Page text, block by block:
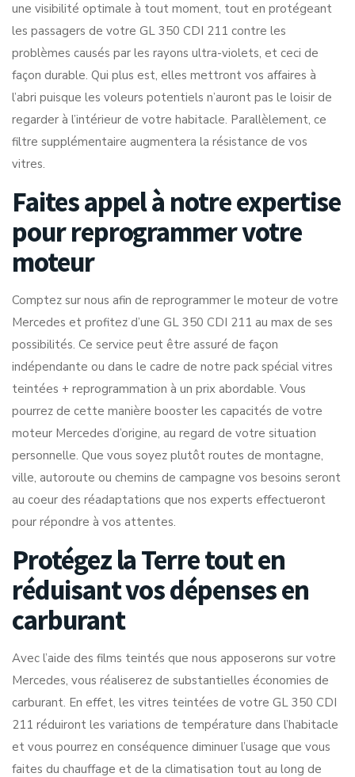
une visibilité optimale à tout moment, tout en protégeant
les passagers de votre GL 350 CDI 211 contre les
problèmes causés par les rayons ultra-violets, et ceci de
façon durable. Qui plus est, elles mettront vos affaires à
l’abri puisque les voleurs potentiels n’auront pas le loisir de
regarder à l’intérieur de votre habitacle. Parallèlement, ce
filtre supplémentaire augmentera la résistance de vos
vitres.
Faites appel à notre expertise
pour reprogrammer votre
moteur
Comptez sur nous afin de reprogrammer le moteur de votre
Mercedes et profitez d’une GL 350 CDI 211 au max de ses
possibilités. Ce service peut être assuré de façon
indépendante ou dans le cadre de notre pack spécial vitres
teintées + reprogrammation à un prix abordable. Vous
pourrez de cette manière booster les capacités de votre
moteur Mercedes d’origine, au regard de votre situation
personnelle. Que vous soyez plutôt routes de montagne,
ville, autoroute ou chemins de campagne vos besoins seront
au coeur des réadaptations que nos experts effectueront
pour répondre à vos attentes.
Protégez la Terre tout en
réduisant vos dépenses en
carburant
Avec l’aide des films teintés que nous apposerons sur votre
Mercedes, vous réaliserez de substantielles économies de
carburant. En effet, les vitres teintées de votre GL 350 CDI
211 réduiront les variations de température dans l’habitacle
et vous pourrez en conséquence diminuer l’usage que vous
faites du chauffage et de la climatisation tout au long de